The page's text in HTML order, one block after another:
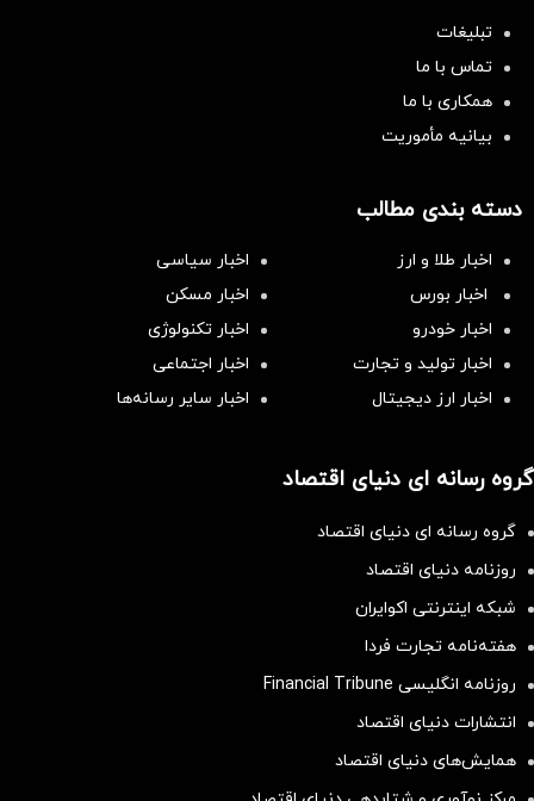
تبلیغات
تماس با ما
همکاری با ما
بیانیه مأموریت
دسته بندی مطالب
اخبار طلا و ارز
اخبار سیاسی
اخبار بورس
اخبار مسکن
اخبار خودرو
اخبار تکنولوژی
اخبار تولید و تجارت
اخبار اجتماعی
اخبار ارز دیجیتال
اخبار سایر رسانه‌‌ها
گروه رسانه ای دنیای اقتصاد
گروه رسانه ای دنیای اقتصاد
روزنامه دنیای اقتصاد
شبکه اینترنتی اکوایران
هفته‌نامه تجارت فردا
روزنامه انگلیسی Financial Tribune
انتشارات دنیای اقتصاد
همایش‌های دنیای اقتصاد